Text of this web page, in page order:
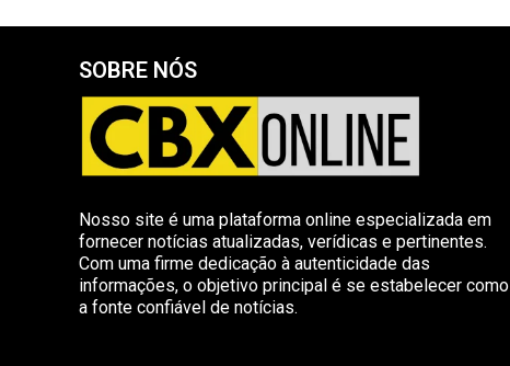
SOBRE NÓS
Nosso site é uma plataforma online especializada em
fornecer notícias atualizadas, verídicas e pertinentes.
Com uma firme dedicação à autenticidade das
informações, o objetivo principal é se estabelecer como
a fonte confiável de notícias.